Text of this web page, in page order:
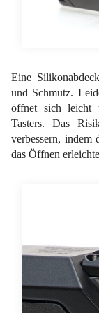
Eine
und Schmutz.
öffnet sich leicht
Tasters. Das
verbessern, indem
das Öffnen